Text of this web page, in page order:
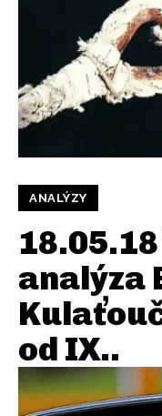
ANALÝZY
analýza
od IX..